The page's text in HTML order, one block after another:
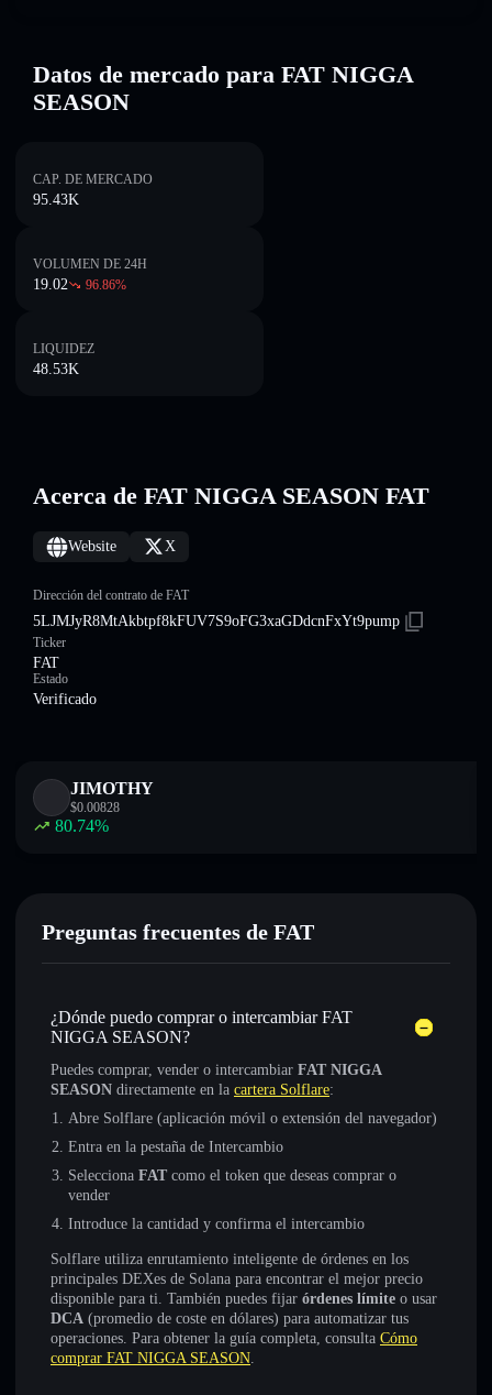
Datos de mercado para FAT NIGGA
SEASON
CAP. DE MERCADO
95.43K
VOLUMEN DE 24H
19.02 96.86%
LIQUIDEZ
48.53K
Acerca de FAT NIGGA SEASON FAT
Website X
Dirección del contrato de FAT
5LJMJyR8MtAkbtpf8kFUV7S9oFG3xaGDdcnFxYt9pump
Ticker
FAT
Estado
Verificado
JIMOTHY
$0.00828
80.74%
Preguntas frecuentes de FAT
¿Dónde puedo comprar o intercambiar FAT
NIGGA SEASON?
Puedes comprar, vender o intercambiar FAT NIGGA
SEASON directamente en la cartera Solflare:
Abre Solflare (aplicación móvil o extensión del navegador)
Entra en la pestaña de Intercambio
Selecciona FAT como el token que deseas comprar o
vender
Introduce la cantidad y confirma el intercambio
Solflare utiliza enrutamiento inteligente de órdenes en los
principales DEXes de Solana para encontrar el mejor precio
disponible para ti. También puedes fijar órdenes límite o usar
DCA (promedio de coste en dólares) para automatizar tus
operaciones. Para obtener la guía completa, consulta Cómo
comprar FAT NIGGA SEASON.